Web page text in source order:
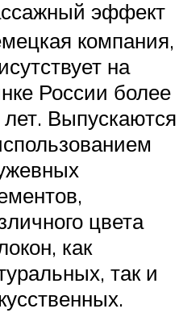
эффект
компания,
на
России более
лет. Выпускаются
цвета
как
так и